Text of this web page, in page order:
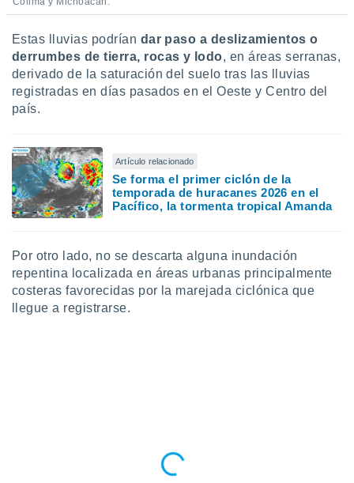
Estas lluvias podrían dar paso a deslizamientos o
derrumbes de tierra, rocas y lodo, en áreas serranas,
derivado de la saturación del suelo tras las lluvias
registradas en días pasados en el Oeste y Centro del
país.
Artículo relacionado
Se forma el primer ciclón de la
temporada de huracanes 2026 en el
Pacífico, la tormenta tropical Amanda
Por otro lado, no se descarta alguna inundación
repentina localizada en áreas urbanas principalmente
costeras favorecidas por la marejada ciclónica que
llegue a registrarse.